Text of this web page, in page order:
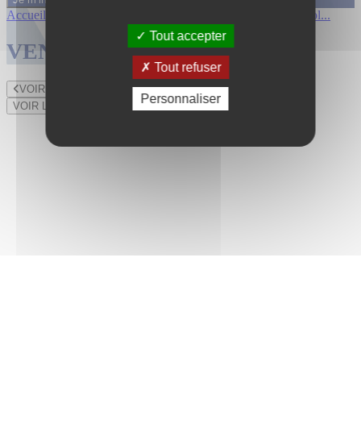
Accueil Archeologie col...
VENTES TERMINÉES
VOIR LE LOT PRÉCÉDENT
VOIR LE LOT SUIVANT
Tout accepter
Tout refuser
Personnaliser